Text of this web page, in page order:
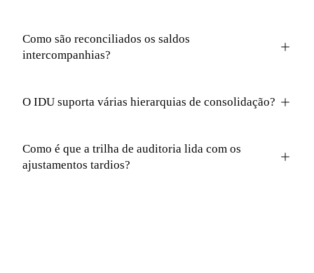
Como são reconciliados os saldos
intercompanhias?
O IDU suporta várias hierarquias de consolidação?
Como é que a trilha de auditoria lida com os
ajustamentos tardios?